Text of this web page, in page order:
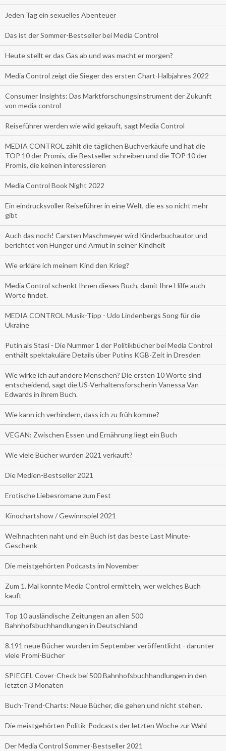
Jeden Tag ein sexuelles Abenteuer
Das ist der Sommer-Bestseller bei Media Control
Heute stellt er das Gas ab und was macht er morgen?
Media Control zeigt die Sieger des ersten Chart-Halbjahres 2022
Consumer Insights: Das Marktforschungsinstrument der Zukunft
von media control
Reiseführer werden wie wild gekauft, sagt Media Control
MEDIA CONTROL zählt die täglichen Buchverkäufe und hat die
TOP 10 der Promis, die Bestseller schreiben und die TOP 10 der
Promis, die keinen interessieren
Media Control Book Night 2022
Ein eindrucksvoller Reiseführer in eine Welt, die es so nicht mehr
gibt
Auch das noch! Carsten Maschmeyer wird Kinderbuchautor und
berichtet von Hunger und Armut in seiner Kindheit
Wie erkläre ich meinem Kind den Krieg?
Media Control schenkt Ihnen dieses Buch, damit Ihre Hilfe auch
Worte findet.
MEDIA CONTROL Musik-Tipp - Udo Lindenbergs Song für die
Ukraine
Putin als Stasi - Die Nummer 1 der Politikbücher bei Media Control
enthält spektakuläre Details über Putins KGB-Zeit in Dresden
Wie wirke ich auf andere Menschen? Die ersten 10 Worte sind
entscheidend, sagt die US-Verhaltensforscherin Vanessa Van
Edwards in ihrem Buch.
Wie kann ich verhindern, dass ich zu früh komme?
VEGAN: Zwischen Essen und Ernährung liegt ein Buch
Wie viele Bücher wurden 2021 verkauft?
Die Medien-Bestseller 2021
Erotische Liebesromane zum Fest
Kinochartshow / Gewinnspiel 2021
Weihnachten naht und ein Buch ist das beste Last Minute-
Geschenk
Die meistgehörten Podcasts im November
Zum 1. Mal konnte Media Control ermitteln, wer welches Buch
kauft
Top 10 ausländische Zeitungen an allen 500
Bahnhofsbuchhandlungen in Deutschland
8.191 neue Bücher wurden im September veröffentlicht - darunter
viele Promi-Bücher
SPIEGEL Cover-Check bei 500 Bahnhofsbuchhandlungen in den
letzten 3 Monaten
Buch-Trend-Charts: Neue Bücher, die gehen und nicht stehen.
Die meistgehörten Politik-Podcasts der letzten Woche zur Wahl
Der Media Control Sommer-Bestseller 2021